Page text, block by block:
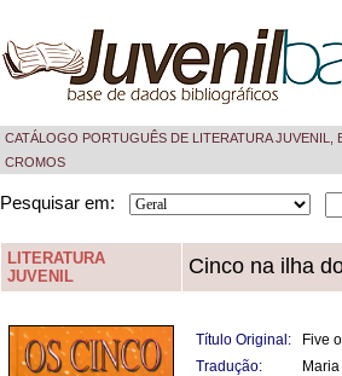
CATÁLOGO PORTUGUÊS DE LITERATURA JUVENIL,
CROMOS
Pesquisar em:
LITERATURA
JUVENIL
Cinco na ilha
Título Original:
Five
Tradução: